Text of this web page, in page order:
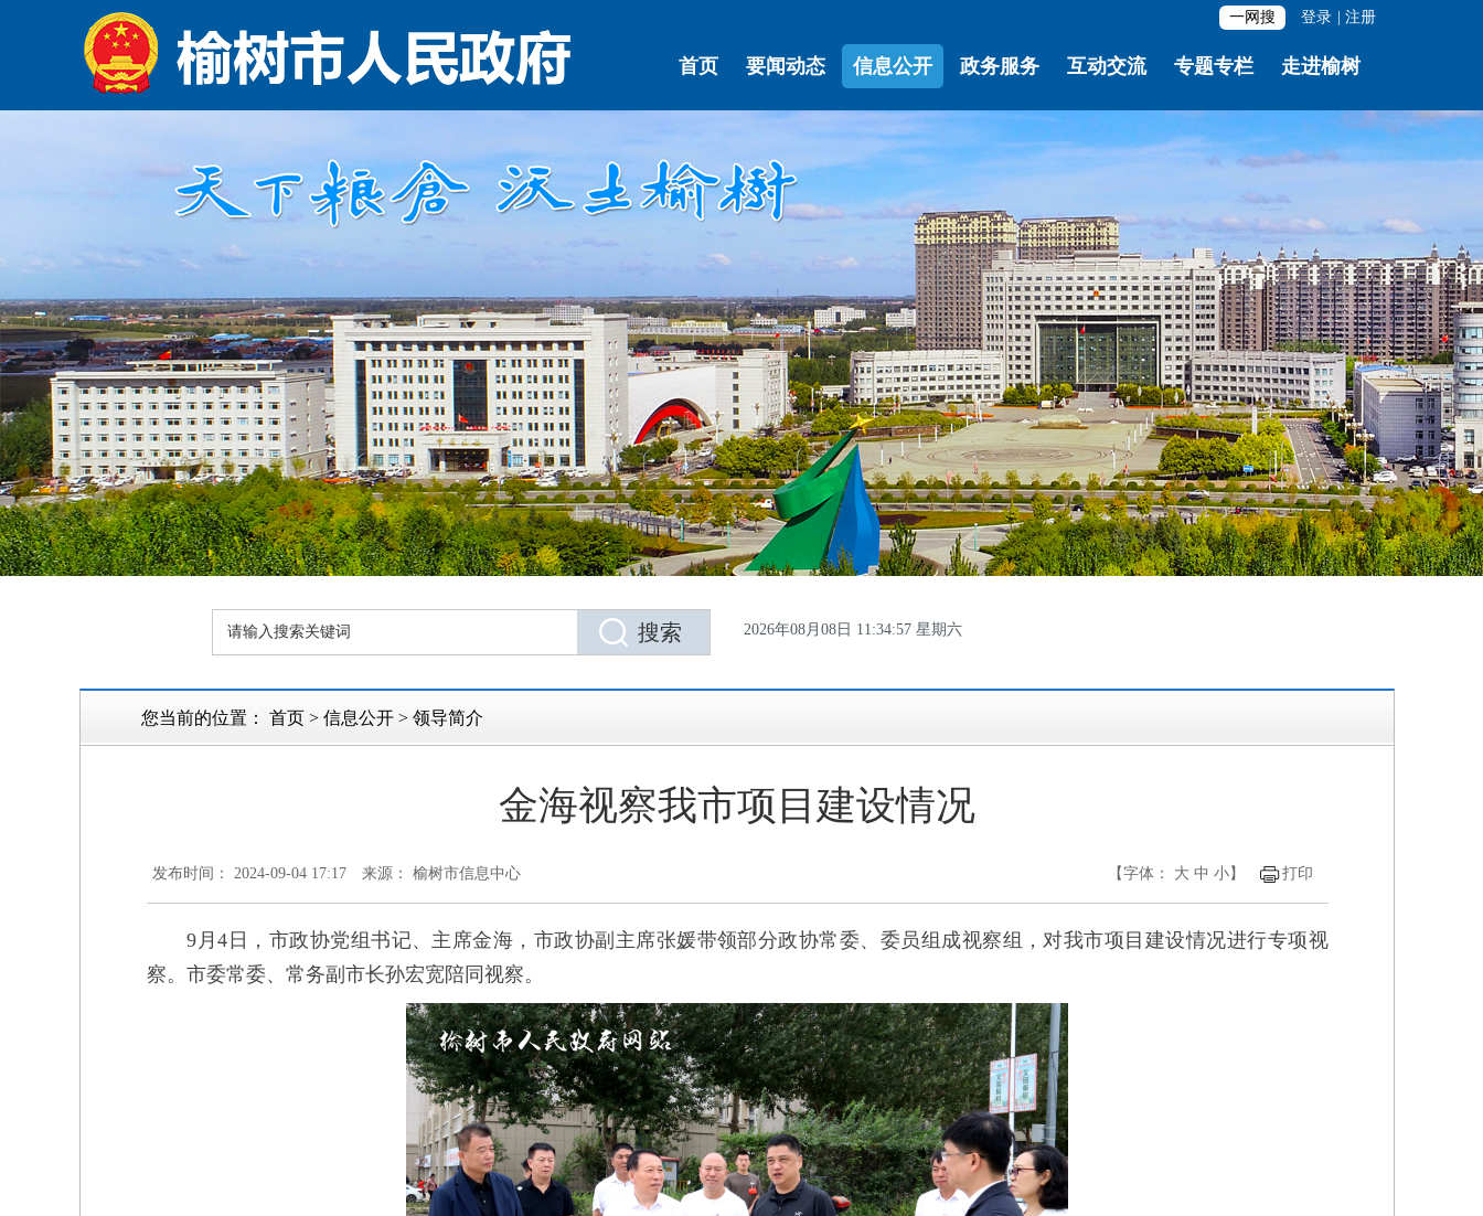
一网搜 登录 注册
首页 要闻动态 信息公开 政务服务 互动交流 专题专栏 走进榆树
2026年08月08日 11:34:58 星期六
您当前的位置： 首页 > 信息公开 > 领导简介
金海视察我市项目建设情况
发布时间： 2024-09-04 17:17 来源： 榆树市信息中心 【字体： 大 中 小】 打印
9月4日，市政协党组书记、主席金海，市政协副主席张媛带领部分政协常委、委员组成视察组，对我市项目建设情况进行专项视
察。市委常委、常务副市长孙宏宽陪同视察。